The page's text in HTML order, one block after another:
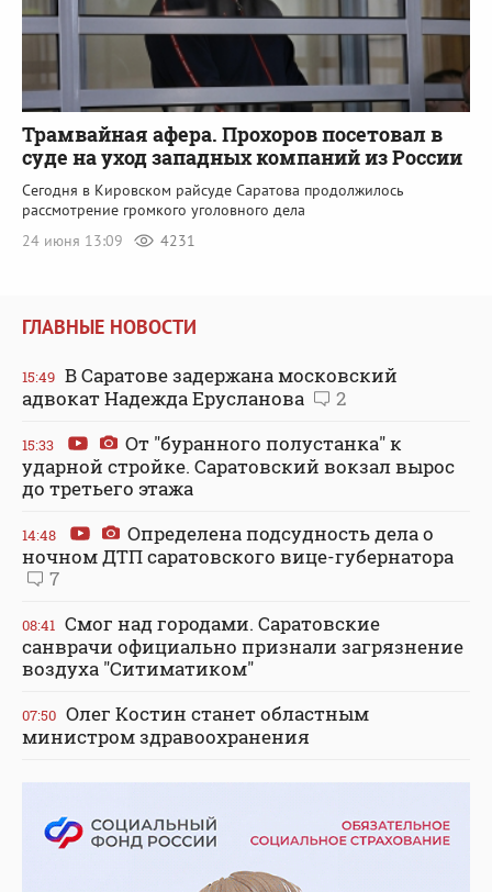
Трамвайная афера. Прохоров посетовал в
суде на уход западных компаний из России
Сегодня в Кировском райсуде Саратова продолжилось
рассмотрение громкого уголовного дела
24 июня 13:09
4231
ГЛАВНЫЕ НОВОСТИ
15:49 В Саратове задержана московский
адвокат Надежда Ерусланова
2
15:33
От "буранного полустанка" к
ударной стройке. Саратовский вокзал вырос
до третьего этажа
14:48
Определена подсудность дела о
ночном ДТП саратовского вице-губернатора
7
08:41 Смог над городами. Саратовские
санврачи официально признали загрязнение
воздуха "Ситиматиком"
07:50 Олег Костин станет областным
министром здравоохранения